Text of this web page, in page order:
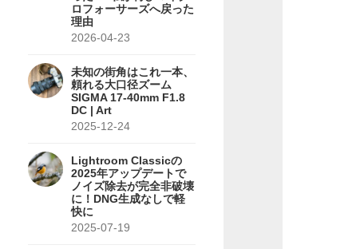
ロフォーサーズへ戻った
理由
2026-04-23
未知の街角はこれ一本、
頼れる大口径ズーム
SIGMA 17-40mm F1.8
DC | Art
2025-12-24
Lightroom Classicの
2025年アップデートで
ノイズ除去が完全非破壊
に！DNG生成なしで軽
快に
2025-07-19